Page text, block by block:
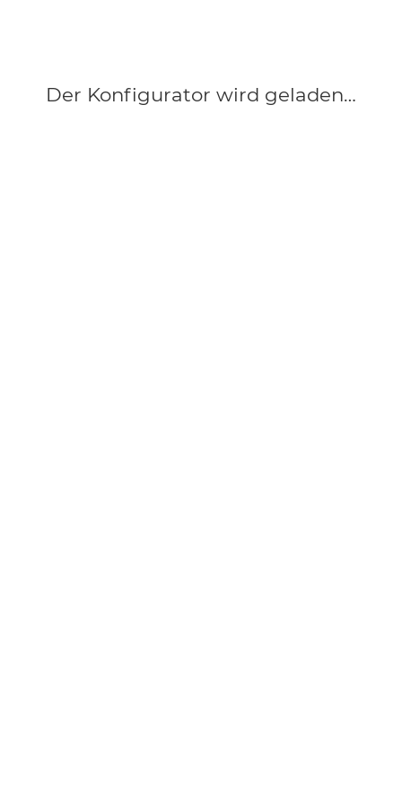
Der Konfigurator wird geladen…